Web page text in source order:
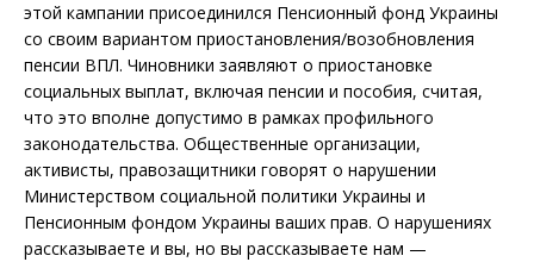
этой кампании присоединился Пенсионный фонд Украины
со своим вариантом приостановления/возобновления
пенсии ВПЛ. Чиновники заявляют о приостановке
социальных выплат, включая пенсии и пособия, считая,
что это вполне допустимо в рамках профильного
законодательства. Общественные организации,
активисты, правозащитники говорят о нарушении
Министерством социальной политики Украины и
Пенсионным фондом Украины ваших прав. О нарушениях
рассказываете и вы, но вы рассказываете нам —